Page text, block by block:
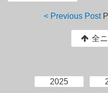
< Previous Post
全
2025